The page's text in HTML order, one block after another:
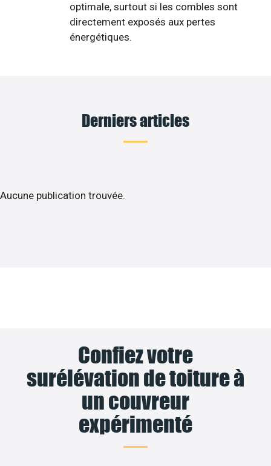
optimale, surtout si les combles sont
directement exposés aux pertes
énergétiques.
Derniers articles
Aucune publication trouvée.
Confiez votre
surélévation de toiture à
un couvreur
expérimenté